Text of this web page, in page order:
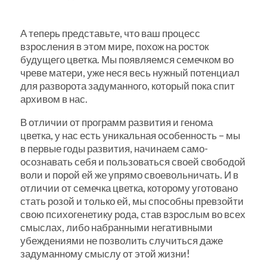
А теперь представьте, что ваш процесс
взросления в этом мире, похож на росток
будущего цветка. Мы появляемся семечком во
чреве матери, уже неся весь нужный потенциал
для разворота задуманного, который пока спит
архивом в нас.
В отличии от программ развития и генома
цветка, у нас есть уникальная особенность – мы
в первые годы развития, начинаем само-
осознавать себя и пользоваться своей свободой
воли и порой ей же упрямо своевольничать. И в
отличии от семечка цветка, которому уготовано
стать розой и только ей, мы способны превзойти
свою психогенетику рода, став взрослым во всех
смыслах, либо набранными негативными
убеждениями не позволить случиться даже
задуманному смыслу от этой жизни!